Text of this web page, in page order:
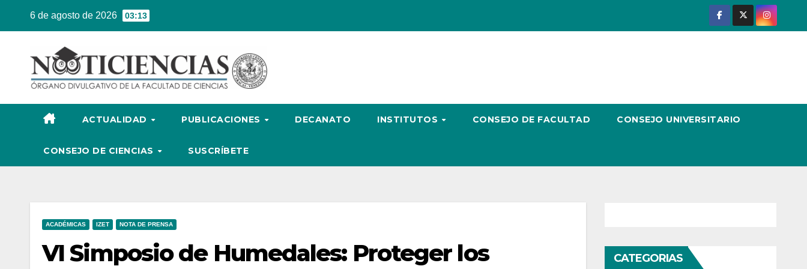
6 de agosto de 2026 03:13
ACTUALIDAD PUBLICACIONES DECANATO INSTITUTOS CONSEJO DE FACULTAD CONSEJO UNIVERSITARIO
CONSEJO DE CIENCIAS SUSCRÍBETE
ACADÉMICAS IZET NOTA DE PRENSA
VI Simposio de Humedales: Proteger los
CATEGORIAS